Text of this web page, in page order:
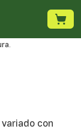
con